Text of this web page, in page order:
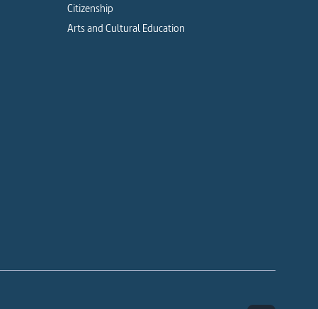
Citizenship
Arts and Cultural Education